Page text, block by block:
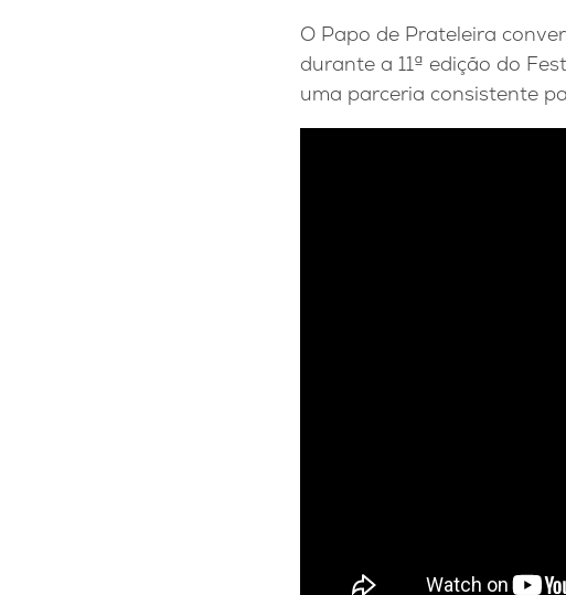
O Papo de Prateleira
durante a 11ª edição do
uma parceria consistente